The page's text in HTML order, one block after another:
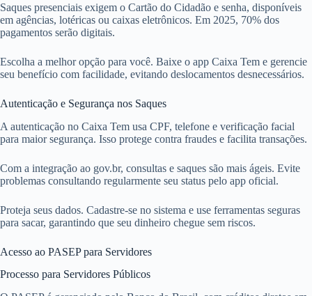
Saques presenciais exigem o Cartão do Cidadão e senha, disponíveis
em agências, lotéricas ou caixas eletrônicos. Em 2025, 70% dos
pagamentos serão digitais.
Escolha a melhor opção para você. Baixe o app Caixa Tem e gerencie
seu benefício com facilidade, evitando deslocamentos desnecessários.
Autenticação e Segurança nos Saques
A autenticação no Caixa Tem usa CPF, telefone e verificação facial
para maior segurança. Isso protege contra fraudes e facilita transações.
Com a integração ao gov.br, consultas e saques são mais ágeis. Evite
problemas consultando regularmente seu status pelo app oficial.
Proteja seus dados. Cadastre-se no sistema e use ferramentas seguras
para sacar, garantindo que seu dinheiro chegue sem riscos.
Acesso ao PASEP para Servidores
Processo para Servidores Públicos